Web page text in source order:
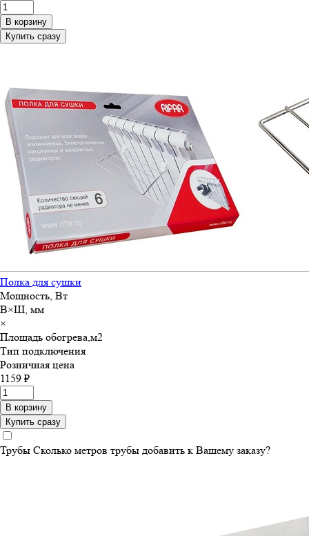
В корзину
Купить сразу
Полка для сушки
Мощность, Вт
В×Ш, мм
×
Площадь обогрева,м2
Тип подключения
Розничная цена
1159 ₽
В корзину
Купить сразу
Трубы Сколько метров трубы добавить к Вашему заказу?